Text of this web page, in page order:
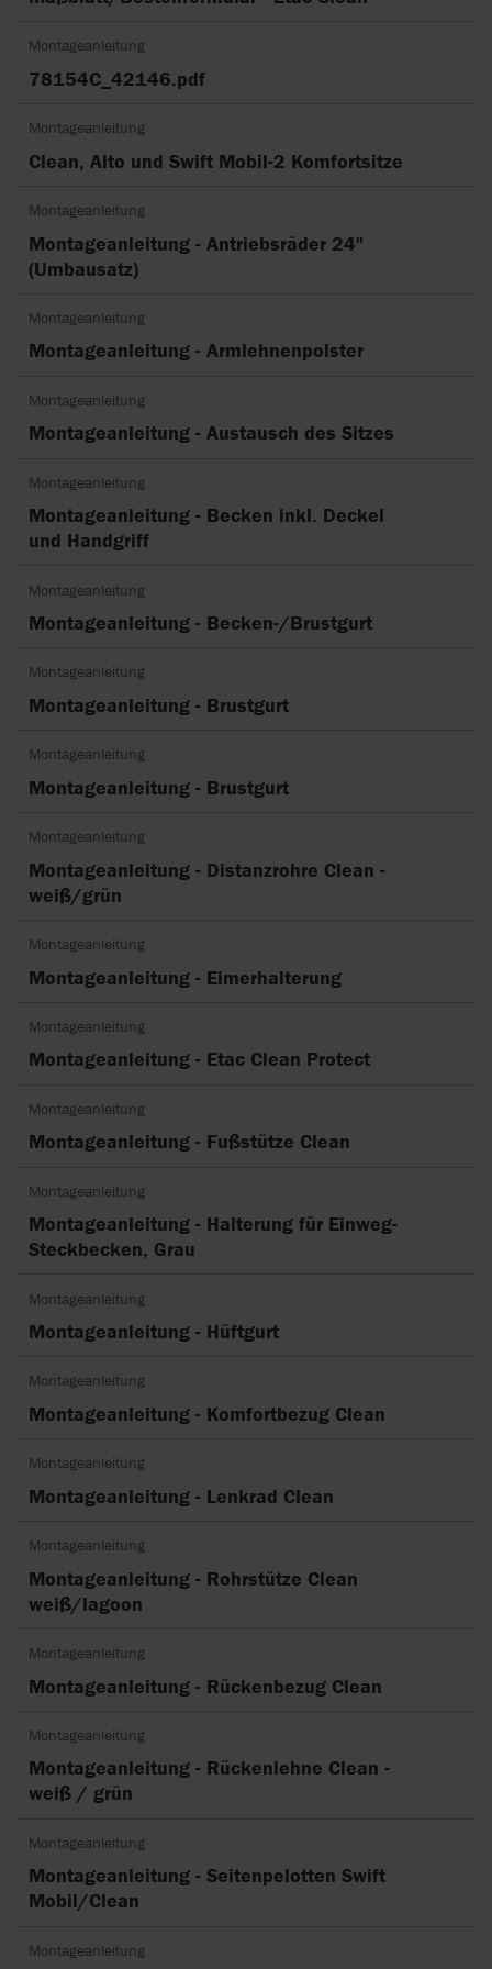
Montageanleitung
78154C_42146.pdf
Montageanleitung
Clean, Alto und Swift Mobil-2 Komfortsitze
Montageanleitung
Montageanleitung - Antriebsräder 24"
(Umbausatz)
Montageanleitung
Montageanleitung - Armlehnenpolster
Montageanleitung
Montageanleitung - Austausch des Sitzes
Montageanleitung
Montageanleitung - Becken inkl. Deckel
und Handgriff
Montageanleitung
Montageanleitung - Becken-/Brustgurt
Montageanleitung
Montageanleitung - Brustgurt
Montageanleitung
Montageanleitung - Brustgurt
Montageanleitung
Montageanleitung - Distanzrohre Clean -
weiß/grün
Montageanleitung
Montageanleitung - Eimerhalterung
Montageanleitung
Montageanleitung - Etac Clean Protect
Montageanleitung
Montageanleitung - Fußstütze Clean
Montageanleitung
Montageanleitung - Halterung für Einweg-
Steckbecken, Grau
Montageanleitung
Montageanleitung - Hüftgurt
Montageanleitung
Montageanleitung - Komfortbezug Clean
Montageanleitung
Montageanleitung - Lenkrad Clean
Montageanleitung
Montageanleitung - Rohrstütze Clean
weiß/lagoon
Montageanleitung
Montageanleitung - Rückenbezug Clean
Montageanleitung
Montageanleitung - Rückenlehne Clean -
weiß / grün
Montageanleitung
Montageanleitung - Seitenpelotten Swift
Mobil/Clean
Montageanleitung